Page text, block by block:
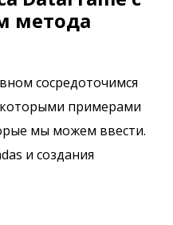
метода
сосредоточимся
примерами
мы можем ввести.
и создания